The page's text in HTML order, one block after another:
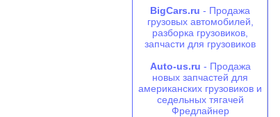
BigCars.ru - Продажа
грузовых автомобилей,
разборка грузовиков,
запчасти для грузовиков
Auto-us.ru - Продажа
новых запчастей для
американских грузовиков и
седельных тягачей
Фредлайнер